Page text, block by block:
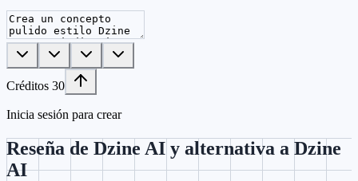
Créditos 30
Inicia sesión para crear
Reseña de Dzine AI y alternativa a Dzine
AI